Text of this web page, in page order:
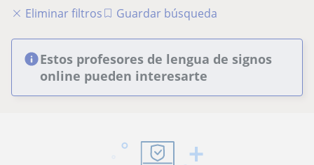
Eliminar filtros
Guardar búsqueda
Estos profesores de lengua de signos
online pueden interesarte